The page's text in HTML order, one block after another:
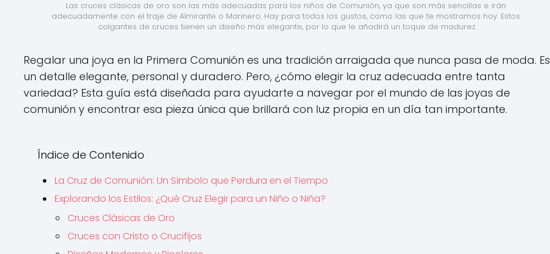
Las cruces clásicas de oro son las más adecuadas para los niños de Comunión, ya que son más sencillas e irán
adecuadamente con el traje de Almirante o Marinero. Hay para todos los gustos, como las que te mostramos hoy. Estos
colgantes de cruces tienen un diseño más elegante, por lo que le añadirá un toque de madurez.
Regalar una joya en la Primera Comunión es una tradición arraigada que nunca pasa de moda. Es
un detalle elegante, personal y duradero. Pero, ¿cómo elegir la cruz adecuada entre tanta
variedad? Esta guía está diseñada para ayudarte a navegar por el mundo de las joyas de
comunión y encontrar esa pieza única que brillará con luz propia en un día tan importante.
Índice de Contenido
La Cruz de Comunión: Un Símbolo que Perdura en el Tiempo
Explorando los Estilos: ¿Qué Cruz Elegir para un Niño o Niña?
Cruces Clásicas de Oro
Cruces con Cristo o Crucifijos